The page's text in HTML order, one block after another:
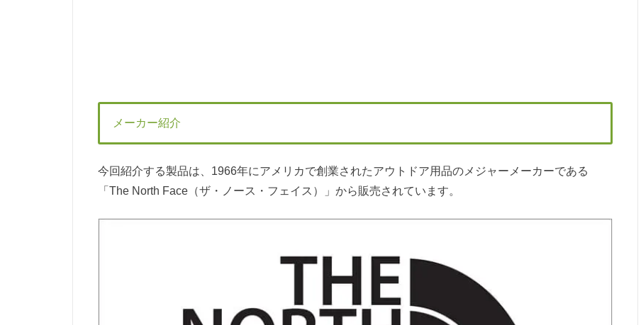
メーカー紹介
今回紹介する製品は、1966年にアメリカで創業されたアウトドア用品のメジャーメーカーである
「The North Face（ザ・ノース・フェイス）」から販売されています。